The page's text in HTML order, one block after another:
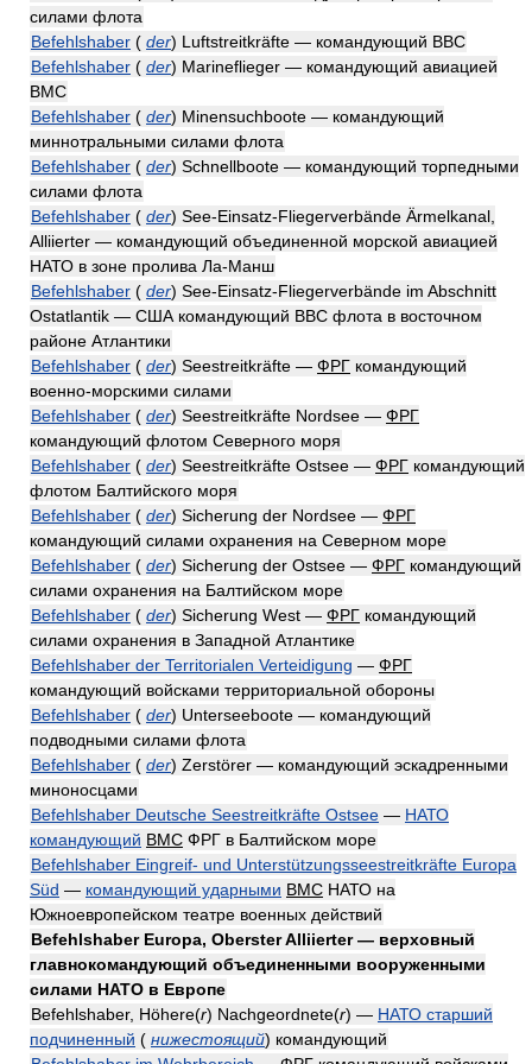
силами флота
Befehlshaber ( der) Luftstreitkräfte — командующий ВВС
Befehlshaber ( der) Marineflieger — командующий авиацией
ВМС
Befehlshaber ( der) Minensuchboote — командующий
миннотральными силами флота
Befehlshaber ( der) Schnellboote — командующий торпедными
силами флота
Befehlshaber ( der) See-Einsatz-Fliegerverbände Ärmelkanal,
Alliierter — командующий объединенной морской авиацией
НАТО в зоне пролива Ла-Манш
Befehlshaber ( der) See-Einsatz-Fliegerverbände im Abschnitt
Ostatlantik — США командующий ВВС флота в восточном
районе Атлантики
Befehlshaber ( der) Seestreitkräfte — ФРГ командующий
военно-морскими силами
Befehlshaber ( der) Seestreitkräfte Nordsee — ФРГ
командующий флотом Северного моря
Befehlshaber ( der) Seestreitkräfte Ostsee — ФРГ командующий
флотом Балтийского моря
Befehlshaber ( der) Sicherung der Nordsee — ФРГ
командующий силами охранения на Северном море
Befehlshaber ( der) Sicherung der Ostsee — ФРГ командующий
силами охранения на Балтийском море
Befehlshaber ( der) Sicherung West — ФРГ командующий
силами охранения в Западной Атлантике
Befehlshaber der Territorialen Verteidigung — ФРГ
командующий войсками территориальной обороны
Befehlshaber ( der) Unterseeboote — командующий
подводными силами флота
Befehlshaber ( der) Zerstörer — командующий эскадренными
миноносцами
Befehlshaber Deutsche Seestreitkräfte Ostsee — НАТО
командующий ВМС ФРГ в Балтийском море
Befehlshaber Eingreif- und Unterstützungsseestreitkräfte Europa
Süd — командующий ударными ВМС НАТО на
Южноевропейском театре военных действий
Befehlshaber Europa, Oberster Alliierter — верховный
главнокомандующий объединенными вооруженными
силами НАТО в Европе
Befehlshaber, Höhere(r) Nachgeordnete(r) — НАТО старший
подчиненный ( нижестоящий) командующий